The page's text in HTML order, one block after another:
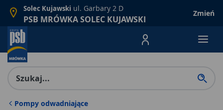
Solec Kujawski ul. Garbary 2 D
PSB MRÓWKA SOLEC KUJAWSKI
Zmień
Menu Produktów,
Pompy odwadniające